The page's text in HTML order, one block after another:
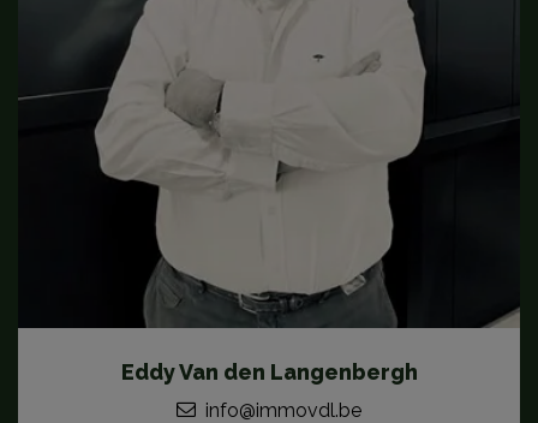
Eddy Van den Langenbergh
info@immovdl.be